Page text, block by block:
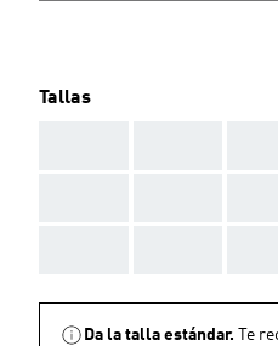
Tallas
Da la talla estándar.
Te